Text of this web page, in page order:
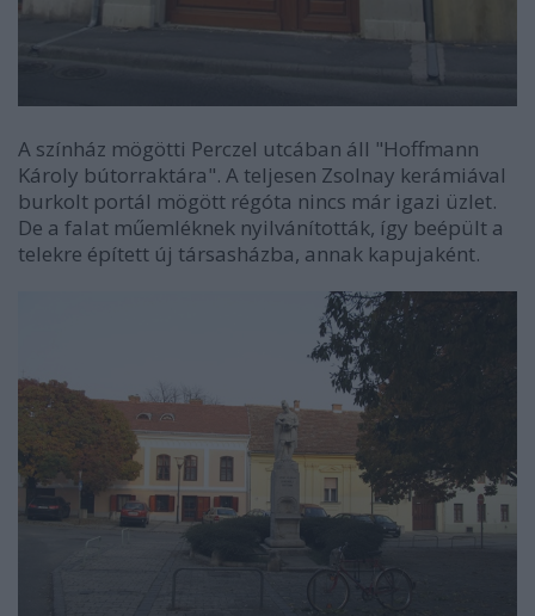
A színház mögötti Perczel utcában áll "Hoffmann
Károly bútorraktára". A teljesen Zsolnay kerámiával
burkolt portál mögött régóta nincs már igazi üzlet.
De a falat műemléknek nyilvánították, így beépült a
telekre épített új társasházba, annak kapujaként.